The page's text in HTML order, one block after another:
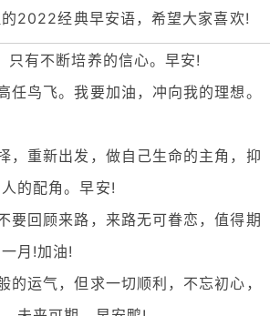
2022经典早安语，希望大家喜欢!
只有不断培养的信心。早安!
任鸟飞。我要加油，冲向我的理想。
，重新出发，做自己生命的主角，抑
的配角。早安!
要回顾来路，来路无可眷恋，值得期
月!加油!
的运气，但求一切顺利，不忘初心，